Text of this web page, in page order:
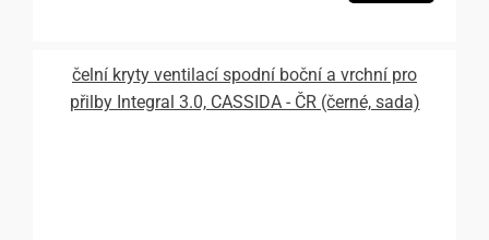
čelní kryty ventilací spodní boční a vrchní pro
přilby Integral 3.0, CASSIDA - ČR (černé, sada)